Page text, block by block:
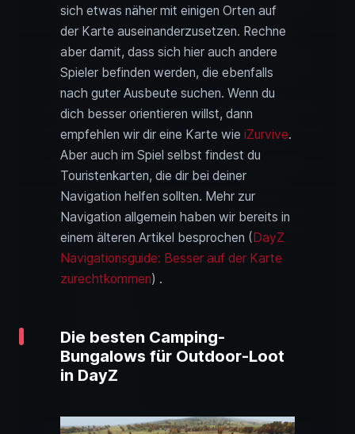
sich etwas näher mit einigen Orten auf
der Karte auseinanderzusetzen. Rechne
aber damit, dass sich hier auch andere
Spieler befinden werden, die ebenfalls
nach guter Ausbeute suchen. Wenn du
dich besser orientieren willst, dann
empfehlen wir dir eine Karte wie iZurvive.
Aber auch im Spiel selbst findest du
Touristenkarten, die dir bei deiner
Navigation helfen sollten. Mehr zur
Navigation allgemein haben wir bereits in
einem älteren Artikel besprochen ( DayZ
Navigationsguide: Besser auf der Karte
zurechtkommen) .
Die besten Camping-
Bungalows für Outdoor-Loot
in DayZ